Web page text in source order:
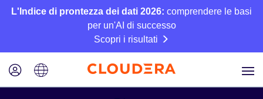
L'Indice di prontezza dei dati 2026: comprendere le basi
per un'AI di successo
Scopri i risultati